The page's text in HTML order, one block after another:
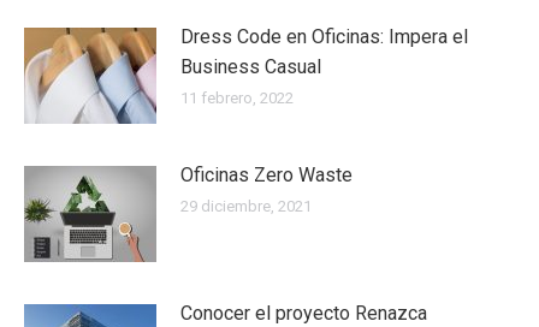
Dress Code en Oficinas: Impera el
Business Casual
11 febrero, 2022
Oficinas Zero Waste
29 diciembre, 2021
Conocer el proyecto Renazca